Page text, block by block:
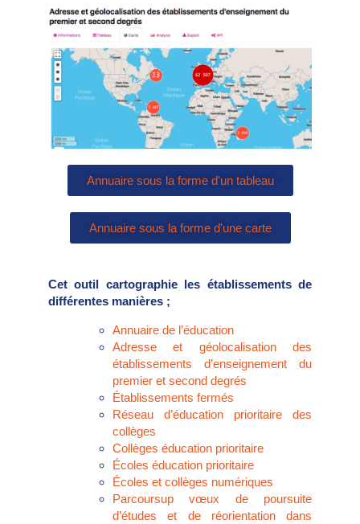
Annuaire sous la forme d'un tableau
Annuaire sous la forme d'une carte
Cet outil cartographie les établissements de
différentes manières ;
Annuaire de l’éducation
Adresse et géolocalisation des
établissements d’enseignement du
premier et second degrés
Établissements fermés
Réseau d’éducation prioritaire des
collèges
Collèges éducation prioritaire
Écoles éducation prioritaire
Écoles et collèges numériques
Parcoursup vœux de poursuite
d’études et de réorientation dans